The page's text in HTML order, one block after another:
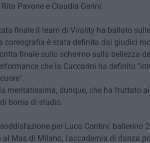
Pavone e Claudia Gerini.
finale il team di Virality ha ballato
coreografia è stata definita dai giudici
finale sullo schermo sulla bellezza
che la Cuccarini ha definito
meritatissima, dunque, che ha fruttato
borsa di studio.
per Luca Contini, ballerino
Mas di Milano, l'accademia di danza